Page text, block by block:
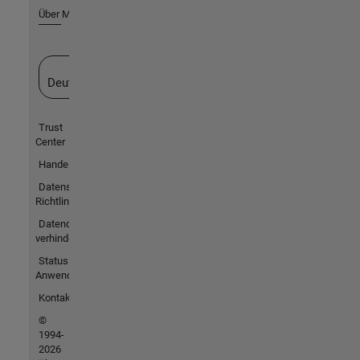
Über MathWorks
Deutschland
Trust
Center
Handelsmarken
Datenschutz-
Richtlinien
Datendiebstahl
verhindern
Status von
Anwendungen
Kontakt
©
1994-
2026